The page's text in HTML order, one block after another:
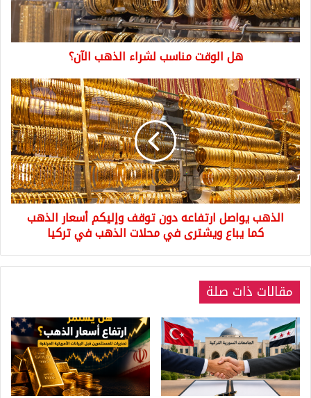
هل الوقت مناسب لشراء الذهب الآن؟
الذهب
يواصل
ارتفاعه
دون
توقف
وإليكم
أسعار
الذهب
كما
محلات
في
تركيا
الذهب يواصل ارتفاعه دون توقف وإليكم أسعار الذهب
كما يباع ويشترى في محلات الذهب في تركيا
مقالات ذات صلة